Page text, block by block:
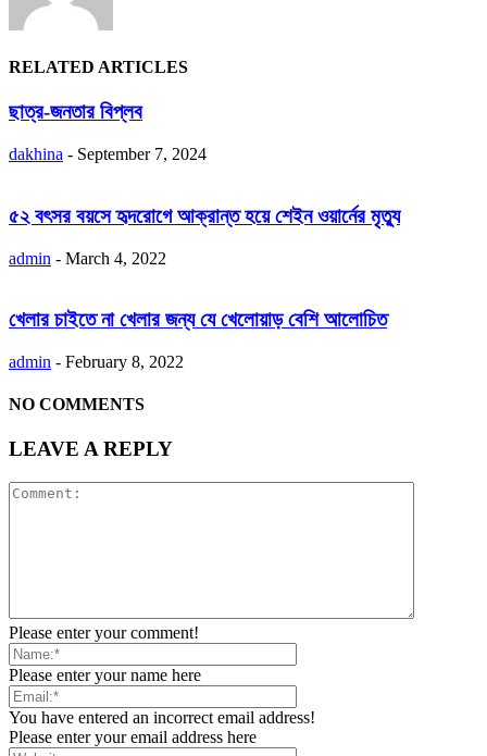
RELATED ARTICLES
ছাত্র-জনতার বিপ্লব
dakhina - September 7, 2024
৫২ বৎসর বয়সে হৃদরোগে আক্রান্ত হয়ে শেইন ওয়ার্নের মৃত্যু
admin - March 4, 2022
খেলার চাইতে না খেলার জন্য যে খেলোয়াড় বেশি আলোচিত
admin - February 8, 2022
NO COMMENTS
LEAVE A REPLY
Please enter your comment!
Please enter your name here
You have entered an incorrect email address!
Please enter your email address here